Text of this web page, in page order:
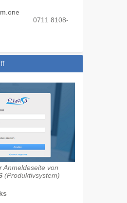
0711 8108-
Anmeldeseite von
(Produktivsystem)